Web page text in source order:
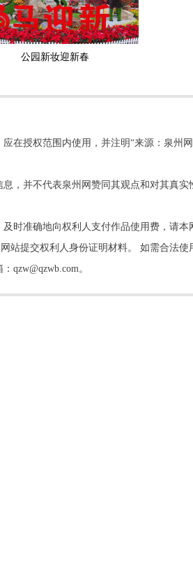
公园新妆迎新春
在授权范围内使用，并注明“来源：泉州
，并不代表泉州网赞同其观点和对其真实
时准确地向权利人支付作品使用费，请本
站提交权利人身份证明材料。 如需合法使
qzw@qzwb.com。